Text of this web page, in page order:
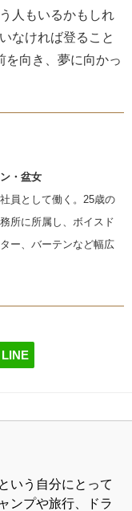
人もいるかもしれ
なければ登ること
を向き、夢に向かっ
・盆女
員として働く。25歳の
所に所属し、ボイスド
ー、バーテンなど幅広
LINE
いう自分にとって
ンプや旅行、ドラ